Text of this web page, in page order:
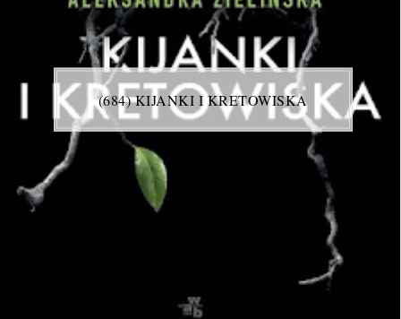
(684) KIJANKI I KRETOWISKA